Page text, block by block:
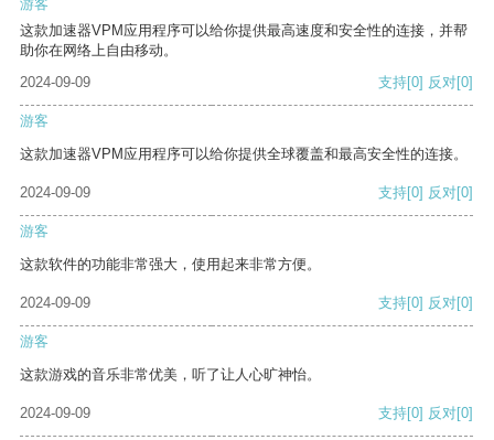
游客
这款加速器VPM应用程序可以给你提供最高速度和安全性的连接，并帮
助你在网络上自由移动。
2024-09-09
支持[0] 反对[0]
游客
这款加速器VPM应用程序可以给你提供全球覆盖和最高安全性的连接。
2024-09-09 支持[0] 反对[0]
游客
这款软件的功能非常强大，使用起来非常方便。
2024-09-09 支持[0] 反对[0]
游客
这款游戏的音乐非常优美，听了让人心旷神怡。
2024-09-09 支持[0] 反对[0]